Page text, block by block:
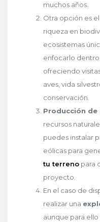
muchos años.
Otra opción es
riqueza en
ecosistemas
enfocarlo
ofreciendo
aves, vida
conservación.
Producción de
recursos
puedes instalar
eólicas para
tu terreno para
proyecto.
En el caso de
realizar una
aunque para